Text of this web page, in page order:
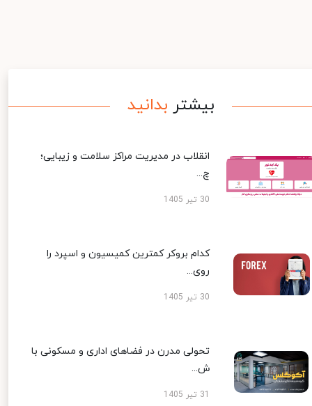
بیشتر بدانید
انقلاب در مدیریت مراکز سلامت و زیبایی؛
چ...
30 تیر 1405
کدام بروکر کمترین کمیسیون و اسپرد را
روی...
30 تیر 1405
تحولی مدرن در فضاهای اداری و مسکونی با
ش...